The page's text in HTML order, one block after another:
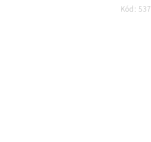
Kód: 537